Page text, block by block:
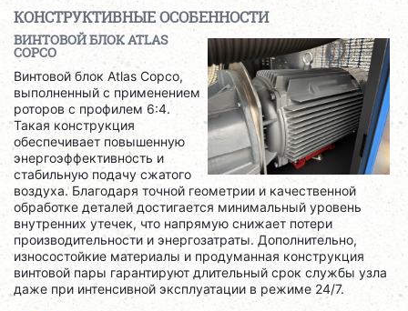
КОНСТРУКТИВНЫЕ ОСОБЕННОСТИ
ВИНТОВОЙ БЛОК ATLAS
COPCO
Винтовой блок Atlas Copco,
выполненный с применением
роторов с профилем 6:4.
Такая конструкция
обеспечивает повышенную
энергоэффективность и
стабильную подачу сжатого
воздуха. Благодаря точной геометрии и качественной
обработке деталей достигается минимальный уровень
внутренних утечек, что напрямую снижает потери
производительности и энергозатраты. Дополнительно,
износостойкие материалы и продуманная конструкция
винтовой пары гарантируют длительный срок службы узла
даже при интенсивной эксплуатации в режиме 24/7.